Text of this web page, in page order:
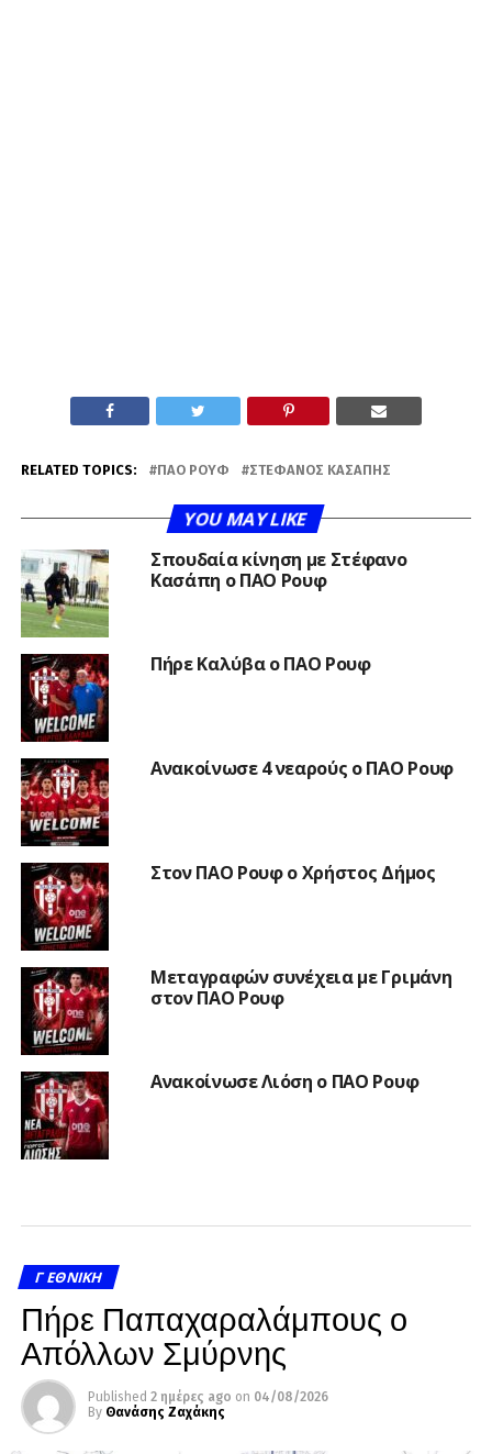
RELATED TOPICS: ΠΑΟ ΡΟΥΦ ΣΤΈΦΑΝΟΣ ΚΑΣΆΠΗΣ
YOU MAY LIKE
Σπουδαία κίνηση με Στέφανο
Κασάπη ο ΠΑΟ Ρουφ
Πήρε Καλύβα ο ΠΑΟ Ρουφ
Ανακοίνωσε 4 νεαρούς ο ΠΑΟ Ρουφ
Στον ΠΑΟ Ρουφ ο Χρήστος Δήμος
Μεταγραφών συνέχεια με Γριμάνη
στον ΠΑΟ Ρουφ
Ανακοίνωσε Λιόση ο ΠΑΟ Ρουφ
Γ ΕΘΝΙΚΉ
Πήρε Παπαχαραλάμπους ο
Απόλλων Σμύρνης
Published 2 ημέρες ago on 04/08/2026
By Θανάσης Ζαχάκης